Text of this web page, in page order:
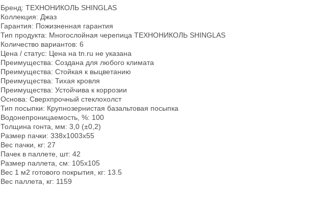
Бренд: ТЕХНОНИКОЛЬ SHINGLAS
Коллекция: Джаз
Гарантия: Пожизненная гарантия
Тип продукта: Многослойная черепица ТЕХНОНИКОЛЬ SHINGLAS
Количество вариантов: 6
Цена / статус: Цена на tn.ru не указана
Преимущества: Создана для любого климата
Преимущества: Стойкая к выцветанию
Преимущества: Тихая кровля
Преимущества: Устойчива к коррозии
Основа: Сверхпрочный стеклохолст
Тип посыпки: Крупнозернистая базальтовая посыпка
Водонепроницаемость, %: 100
Толщина гонта, мм: 3,0 (±0,2)
Размер пачки: 338х1003х55
Вес пачки, кг: 27
Пачек в паллете, шт: 42
Размер паллета, см: 105х105
Вес 1 м2 готового покрытия, кг: 13.5
Вес паллета, кг: 1159